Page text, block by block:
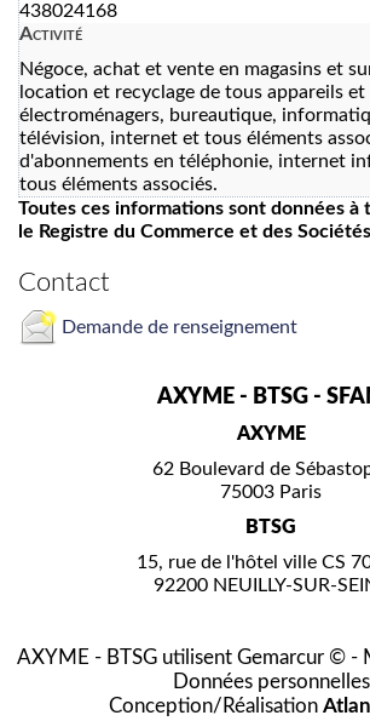
438024168
Activité
Négoce, achat et vente en magasins et
location et recyclage de tous appareils
électroménagers, bureautique,
télévision, internet et tous éléments
d'abonnements en téléphonie, internet
tous éléments associés.
Toutes ces informations sont données à
le Registre du Commerce et des
Contact
Demande de renseignement
AXYME - BTSG -
AXYME
62 Boulevard de
75003 Paris
BTSG
15, rue de l'hôtel ville CS
92200 NEUILLY-SUR-
AXYME - BTSG utilisent Gemarcur © -
Données personnelles
Conception/Réalisation